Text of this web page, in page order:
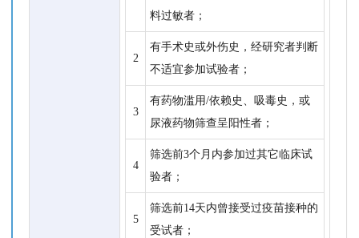
料过敏者；
2
有手术史或外伤史，经研究者判断
不适宜参加试验者；
3
有药物滥用/依赖史、吸毒史，或
尿液药物筛查呈阳性者；
4
筛选前3个月内参加过其它临床试
验者；
5
筛选前14天内曾接受过疫苗接种的
受试者；